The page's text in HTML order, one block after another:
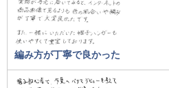
編み方が丁寧で良かった